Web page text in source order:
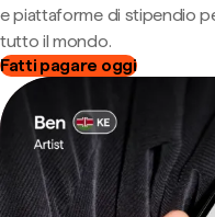
e piattaforme di stipendio
tutto il mondo.
Fatti pagare oggi